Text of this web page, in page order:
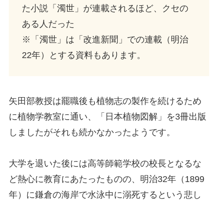
た小説「濁世」が連載されるほど、クセの
ある人だった
※「濁世」は「改進新聞」での連載（明治
22年）とする資料もあります。
矢田部教授は罷職後も植物志の製作を続けるため
に植物学教室に通い、「日本植物図解」を3冊出版
しましたがそれも続かなかったようです。
大学を退いた後には高等師範学校の校長となるな
ど熱心に教育にあたったものの、明治32年（1899
年）に鎌倉の海岸で水泳中に溺死するという悲し